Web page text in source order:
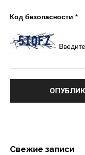
Код безопасности *
Свежие записи